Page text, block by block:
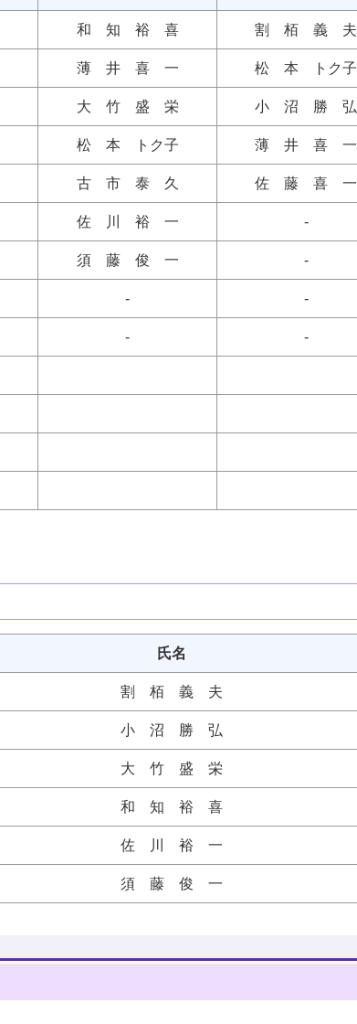
和 知 裕 喜 割 栢 義 夫
薄 井 喜 一 松 本 トク子
大 竹 盛 栄 小 沼 勝 弘
松 本 トク子 薄 井 喜 一
古 市 泰 久 佐 藤 喜 一
佐 川 裕 一 -
須 藤 俊 一 -
- -
- -
氏名
割 栢 義 夫
小 沼 勝 弘
大 竹 盛 栄
和 知 裕 喜
佐 川 裕 一
須 藤 俊 一